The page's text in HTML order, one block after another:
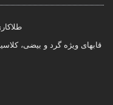
قابهاى ويژه گرد و بيضى،